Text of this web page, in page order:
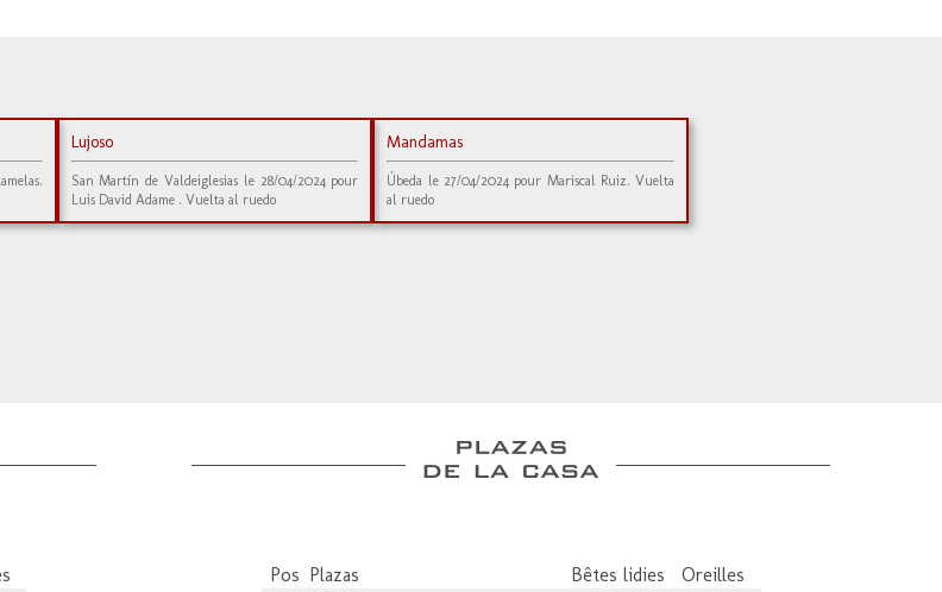
Lujoso
San Martín de Valdeiglesias le 28/04/2024 pour
Luis David Adame . Vuelta al ruedo
Mandamas
Úbeda le 27/04/2024 pour Mariscal Ruiz. Vuelta
al ruedo
Pos Plazas Bêtes lidies Oreilles